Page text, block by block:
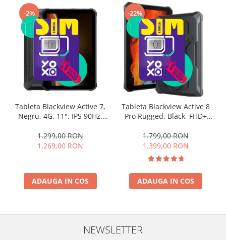
-2%
Tableta Blackview Active 7,
Negru, 4G, 11", IPS 90Hz,
extensibili), 128 GB ROM,
16MP, Night Vision, Android
mAh, 45W, Dual SIM
1.299,00 RON
1.269,00 RON
ADAUGA IN COS
-22%
Tableta Blackview Active 8
Pro Rugged, Black, FHD+
(8GB + 16GB extensibil),
256GB ROM, Android 15,
Helio G99, 22000mAh, OTG,
NFC, Dual SIM
1.799,00 RON
1.399,00 RON
ADAUGA IN COS
NEWSLETTER